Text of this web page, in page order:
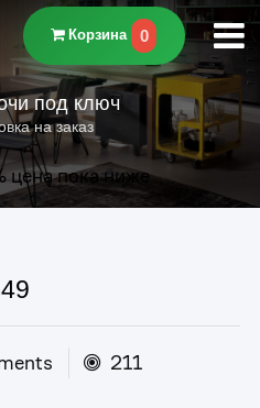
Корзина 0
под ключ
на заказ
цена пока ниже
211